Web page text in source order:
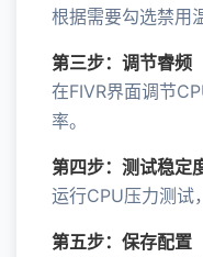
根据需要勾选禁用
第三步：调节睿频
在FIVR界面调节
率。
第四步：测试稳定
运行CPU压力测试
第五步：保存配置